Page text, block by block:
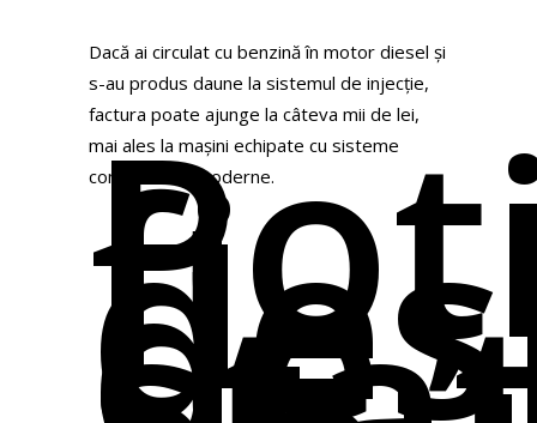
Dacă ai circulat cu benzină în motor diesel și
s-au produs daune la sistemul de injecție,
factura poate ajunge la câteva mii de lei,
mai ales la mașini echipate cu sisteme
common-rail moderne.
fi